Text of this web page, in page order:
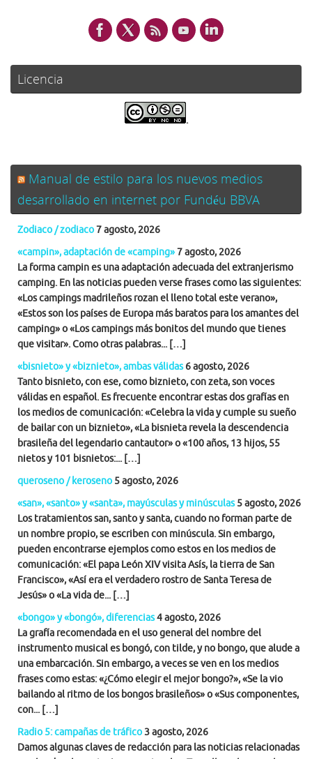
Licencia
.
Manual de estilo para los nuevos medios
desarrollado en internet por Fundéu BBVA
Zodiaco / zodiaco7 agosto, 2026
«campin», adaptación de «camping»7 agosto, 2026
La forma campin es una adaptación adecuada del extranjerismo
camping. En las noticias pueden verse frases como las siguientes:
«Los campings madrileños rozan el lleno total este verano»,
«Estos son los países de Europa más baratos para los amantes del
camping» o «Los campings más bonitos del mundo que tienes
que visitar». Como otras palabras... […]
«bisnieto» y «biznieto», ambas válidas 6 agosto, 2026
Tanto bisnieto, con ese, como biznieto, con zeta, son voces
válidas en español. Es frecuente encontrar estas dos grafías en
los medios de comunicación: «Celebra la vida y cumple su sueño
de bailar con un biznieto», «La bisnieta revela la descendencia
brasileña del legendario cantautor» o «100 años, 13 hijos, 55
nietos y 101 bisnietos:... […]
queroseno / keroseno 5 agosto, 2026
«san», «santo» y «santa», mayúsculas y minúsculas 5 agosto, 2026
Los tratamientos san, santo y santa, cuando no forman parte de
un nombre propio, se escriben con minúscula. Sin embargo,
pueden encontrarse ejemplos como estos en los medios de
comunicación: «El papa León XIV visita Asís, la tierra de San
Francisco», «Así era el verdadero rostro de Santa Teresa de
Jesús» o «La vida de... […]
«bongo» y «bongó», diferencias4 agosto, 2026
La grafía recomendada en el uso general del nombre del
instrumento musical es bongó, con tilde, y no bongo, que alude a
una embarcación. Sin embargo, a veces se ven en los medios
frases como estas: «¿Cómo elegir el mejor bongo?», «Se la vio
bailando al ritmo de los bongos brasileños» o «Sus componentes,
con... […]
Radio 5: campañas de tráfico3 agosto, 2026
Damos algunas claves de redacción para las noticias relacionadas